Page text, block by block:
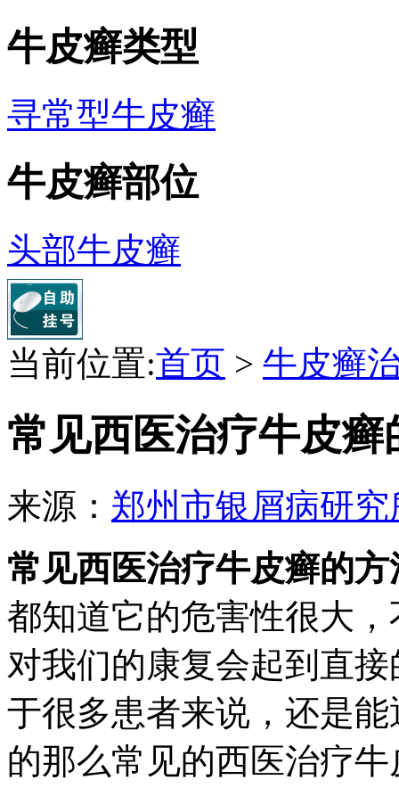
牛皮癣类型
寻常型牛皮癣
牛皮癣部位
头部牛皮癣
当前位置:首页 > 牛皮癣
常见西医治疗牛皮癣
来源： 郑州市银屑病研究
常见西医治疗牛皮癣的
都知道它的危害性很大
对我们的康复会起到直
于很多患者来说，还是
的那么常见的西医治疗